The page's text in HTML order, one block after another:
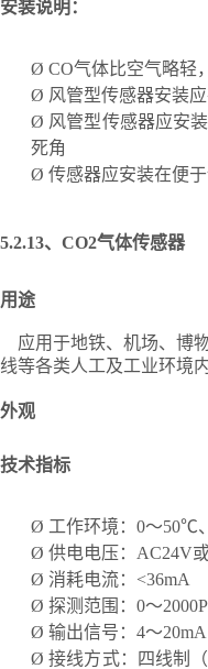
安装说明：
Ø CO气体比空气略轻
Ø 风管型传感器安装
Ø 风管型传感器应安
死角
Ø 传感器应安装在便
5.2.13、 CO2气体传感器
用途
应用于地铁、机场、博
线等各类人工及工业环境
外观
技术指标
Ø 工作环境： 0～50℃
Ø 供电电压： AC24V
Ø 消耗电流： <36mA
Ø 探测范围： 0～
Ø 输出信号： 4～20mA
Ø接线方式：四线制